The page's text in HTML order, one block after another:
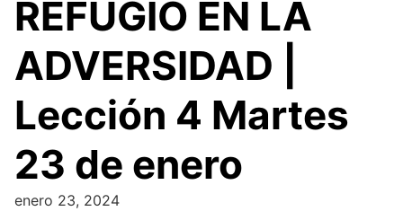
REFUGIO EN LA
ADVERSIDAD |
Lección 4 Martes
23 de enero
enero 23, 2024